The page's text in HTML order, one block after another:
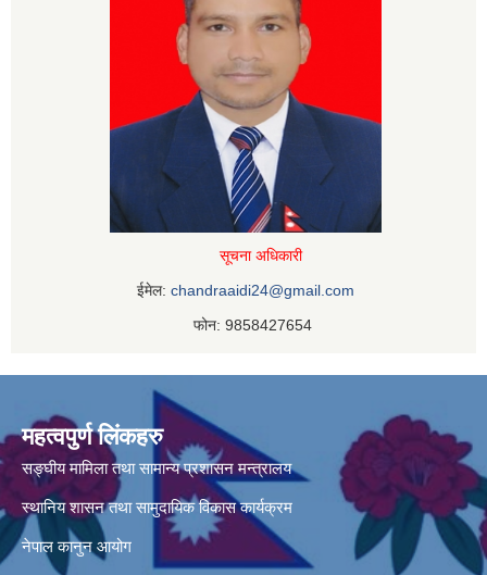
सूचना अधिकारी
ईमेल: chandraaidi24@gmail.com
फोन: 9858427654
महत्वपुर्ण लिंकहरु
सङ्घीय मामिला तथा सामान्य प्रशासन मन्त्रालय
स्थानिय शासन तथा सामुदायिक विकास कार्यक्रम
नेपाल कानुन आयोग